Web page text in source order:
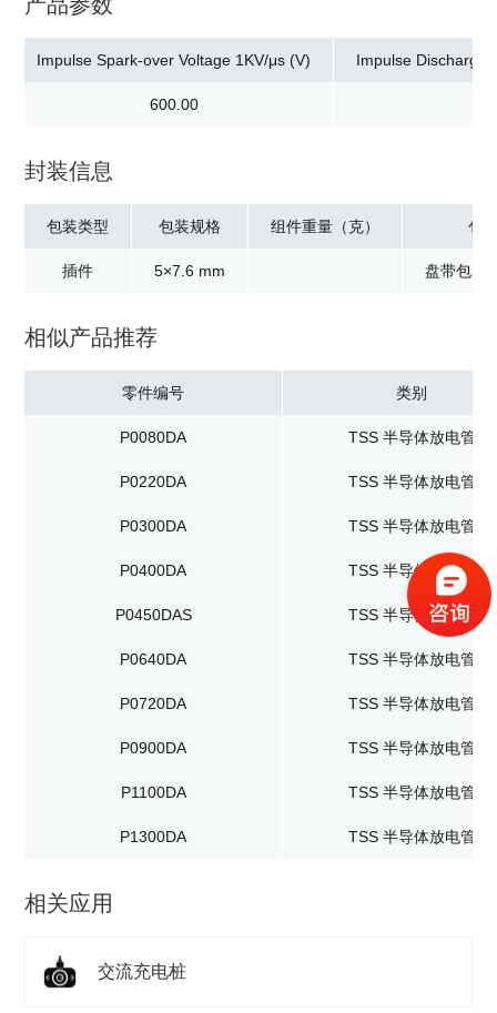
Impulse Spark-over Voltage 1KV/μs (V)
600.00
Impulse Discharge
封装信息
包装类型
插件
包装规格
5×7.6 mm
组件重量（克） 包
盘带包装
相似产品推荐
零件编号 类别
P0080DA TSS 半导体放电管
P0220DA TSS 半导体放电管
P0300DA TSS 半导体放电管
P0400DA TSS 半导体放电管
P0450DAS TSS 半导体放电管
P0640DA TSS 半导体放电管
P0720DA TSS 半导体放电管
P0900DA TSS 半导体放电管
P1100DA TSS 半导体放电管
P1300DA TSS 半导体放电管
相关应用
交流充电桩